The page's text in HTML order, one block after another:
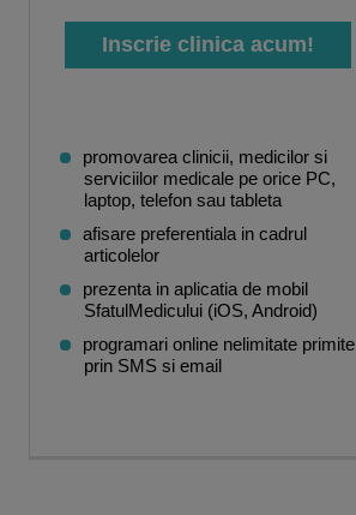
Inscrie clinica acum!
promovarea clinicii, medicilor si
serviciilor medicale pe orice PC,
laptop, telefon sau tableta
afisare preferentiala in cadrul
articolelor
prezenta in aplicatia de mobil
SfatulMedicului (iOS, Android)
programari online nelimitate primite
prin SMS si email